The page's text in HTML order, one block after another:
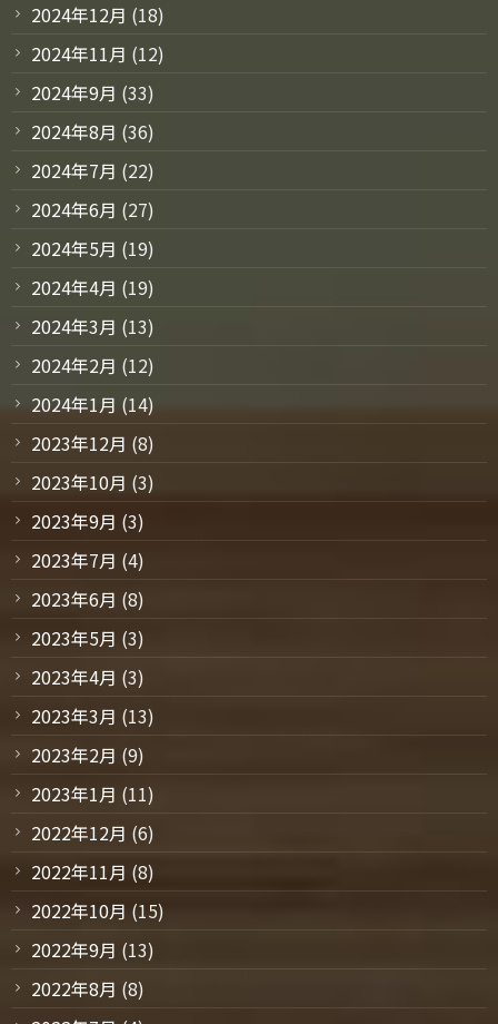
2024年12月 (18)
2024年11月 (12)
2024年9月 (33)
2024年8月 (36)
2024年7月 (22)
2024年6月 (27)
2024年5月 (19)
2024年4月 (19)
2024年3月 (13)
2024年2月 (12)
2024年1月 (14)
2023年12月 (8)
2023年10月 (3)
2023年9月 (3)
2023年7月 (4)
2023年6月 (8)
2023年5月 (3)
2023年4月 (3)
2023年3月 (13)
2023年2月 (9)
2023年1月 (11)
2022年12月 (6)
2022年11月 (8)
2022年10月 (15)
2022年9月 (13)
2022年8月 (8)